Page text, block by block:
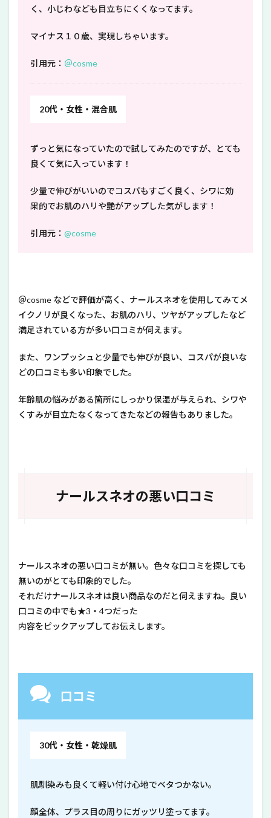
く、小じわなども目立ちにくくなってます。
マイナス１０歳、実現しちゃいます。
引用元： ＠cosme
20代・女性・混合肌
ずっと気になっていたので試してみたのですが、とても
良くて気に入っています！
少量で伸びがいいのでコスパもすごく良く、シワに効
果的でお肌のハリや艶がアップした気がします！
引用元： @cosme
＠cosme などで評価が高く、ナールスネオを使用してみてメ
イクノリが良くなった、お肌のハリ、ツヤがアップしたなど
満足されている方が多い口コミが伺えます。
また、ワンプッシュと少量でも伸びが良い、コスパが良いな
どの口コミも多い印象でした。
年齢肌の悩みがある箇所にしっかり保湿が与えられ、シワや
くすみが目立たなくなってきたなどの報告もありました。
ナールスネオの悪い口コミ
ナールスネオの悪い口コミが無い。色々な口コミを探しても
無いのがとても印象的でした。
それだけナールスネオは良い商品なのだと伺えますね。良い
口コミの中でも★3・4つだった
内容をピックアップしてお伝えします。
口コミ
30代・女性・乾燥肌
肌馴染みも良くて軽い付け心地でベタつかない。
顔全体、プラス目の周りにガッツリ塗ってます。